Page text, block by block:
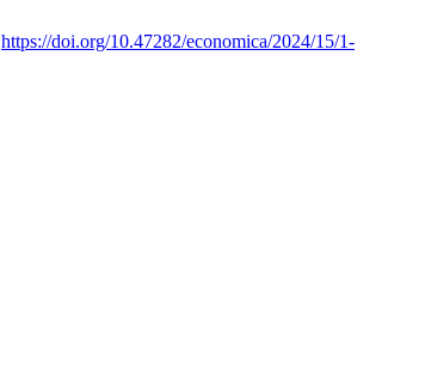
https://doi.org/10.47282/economica/2024/15/1-